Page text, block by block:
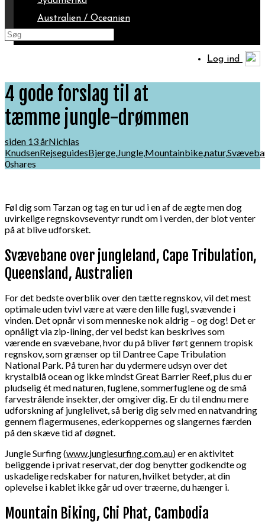
Australien / Oceanien
Log ind
4 gode forslag til at
tæmme jungle-drømmen
siden 13 årNichlas
KnudsenRejseguidesBjerge,Jungle,Mountainbike,natur,
0shares
Føl dig som Tarzan og tag en tur ud i en af de ægte men dog
uvirkelige regnskovseventyr rundt om i verden, der blot venter
på at blive udforsket.
Svævebane over jungleland, Cape Tribulation,
Queensland, Australien
For det bedste overblik over den tætte regnskov, vil det mest
optimale uden tvivl være at være den lille fugl, svævende i
vinden. Det opnår vi som menneske nok aldrig – og dog! Det er
opnåligt via zip-lining, der vel bedst kan beskrives som
værende en svævebane, hvor du på bliver ført gennem tropisk
regnskov, som grænser op til Dantree Cape Tribulation
National Park. På turen har du ydermere udsyn over det
krystalblå ocean og ikke mindst Great Barrier Reef, plus du er
pludselig ét med naturen, fuglene, sommerfuglene og de små
farvestrålende insekter, der omgiver dig. Er du til endnu mere
udforskning af junglelivet, så berig dig selv med en natvandring
gennem flagermusenes, ederkoppernes og slangernes færden
på den skæve tid af døgnet.
Jungle Surfing (www.junglesurfing.com.au) er en aktivitet
beliggende i privat reservat, der dog benytter godkendte og
uskadelige redskaber for naturen, hvilket betyder, at din
oplevelse i kablet ikke går ud over træerne, du hænger i.
Mountain Biking, Chi Phat, Cambodia